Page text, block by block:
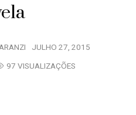
JULHO 27, 2015
97 VISUALIZAÇÕES